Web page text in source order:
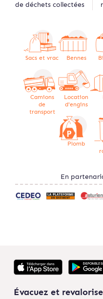
de déchets collectées
Sacs et vrac Bennes
Camions
de
transport
Location
d'engins
Plomb
En
Évacuez et